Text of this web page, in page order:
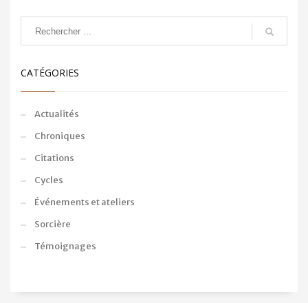
CATÉGORIES
Actualités
Chroniques
Citations
Cycles
Événements et ateliers
Sorcière
Témoignages